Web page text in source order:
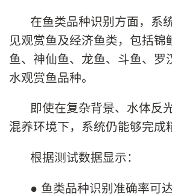
在鱼类品种识别方面，系
见观赏鱼及经济鱼类，包括锦
鱼、神仙鱼、龙鱼、斗鱼、罗
水观赏鱼品种。
即使在复杂背景、水体反
混养环境下，系统仍能够完成
根据测试数据显示：
● 鱼类品种识别准确率可